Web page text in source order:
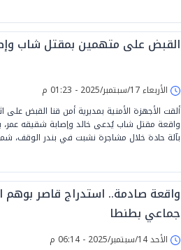
القبض على متهمين بمقتل شاب
الأربعاء 17/سبتمبر/2025 - 01:23 م
ألقت الأجهزة الأمنية بمديرية أمن قنا القبض
واقعة مقتل شاب يُدعى خالد وإصابة شقيقه
بآلة حادة خلال مشاجرة نشبت في بندر الوقف،
واقعة صادمة.. استدراج قاصر بوهم
جماعي بطنطا
الأحد 14/سبتمبر/2025 - 06:14 م